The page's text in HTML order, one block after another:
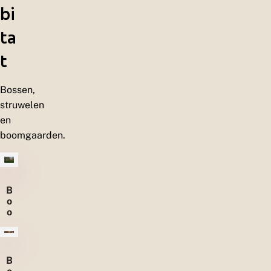
bi
ta
t
Bossen,
struwelen
en
boomgaarden.
B
o
o
g
a
r
B